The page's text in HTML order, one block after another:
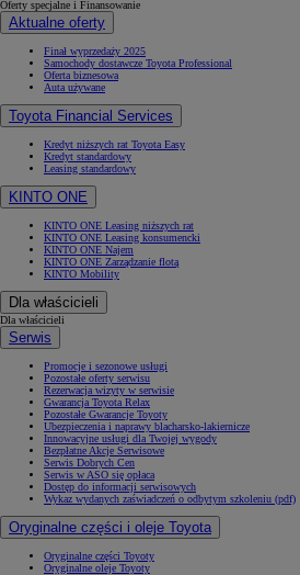
Oferty specjalne i Finansowanie
Aktualne oferty
Finał wyprzedaży 2025
Samochody dostawcze Toyota Professional
Oferta biznesowa
Auta używane
Toyota Financial Services
Kredyt niższych rat Toyota Easy
Kredyt standardowy
Leasing standardowy
KINTO ONE
KINTO ONE Leasing niższych rat
KINTO ONE Leasing konsumencki
KINTO ONE Najem
KINTO ONE Zarządzanie flotą
KINTO Mobility
Dla właścicieli
Dla właścicieli
Serwis
Promocje i sezonowe usługi
Pozostałe oferty serwisu
Rezerwacja wizyty w serwisie
Gwarancja Toyota Relax
Pozostałe Gwarancje Toyoty
Ubezpieczenia i naprawy blacharsko-lakiernicze
Innowacyjne usługi dla Twojej wygody
Bezpłatne Akcje Serwisowe
Serwis Dobrych Cen
Serwis w ASO się opłaca
Dostęp do informacji serwisowych
Wykaz wydanych zaświadczeń o odbytym szkoleniu (pdf)
Oryginalne części i oleje Toyota
Oryginalne części Toyoty
Oryginalne oleje Toyoty